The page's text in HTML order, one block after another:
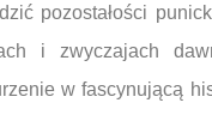
pozostałości
i zwyczajach
w fascynującą